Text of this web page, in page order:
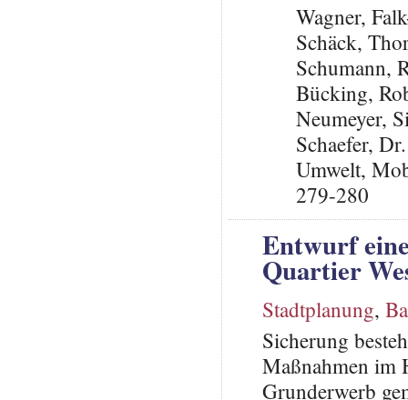
Wagner,
Schäck,
Schumann,
Bücking,
Neumeyer,
Schaefer,
Umwelt,
279-280
Entwurf
Quartier
Stadtplanung,
Sicherung
Maßnahmen im
Grunderwerb